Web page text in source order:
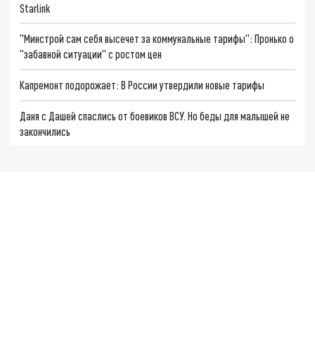
Starlink
"Минстрой сам себя высечет за коммунальные тарифы": Пронько о
"забавной ситуации" с ростом цен
Капремонт подорожает: В России утвердили новые тарифы
Даня с Дашей спаслись от боевиков ВСУ. Но беды для малышей не
закончились